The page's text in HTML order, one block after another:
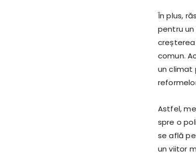
În plus,
pentru
comun.
un climat
Astfel,
spre o
se află
un viitor